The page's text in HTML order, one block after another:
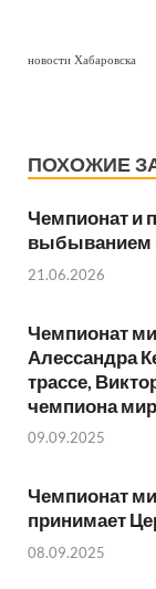
новости Хабаровска
ПОХОЖИЕ
Чемпионат и
выбыванием
21.06.2026
Чемпионат
Алессандра
трассе,
чемпиона
09.09.2025
Чемпионат
принимает
08.09.2025